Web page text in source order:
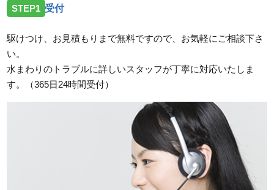
STEP1 受付
駆けつけ、お見積もりまで無料ですので、お気軽にご相談下さ
い。
水まわりのトラブルに詳しいスタッフが丁寧に対応いたしま
す。（365日24時間受付）